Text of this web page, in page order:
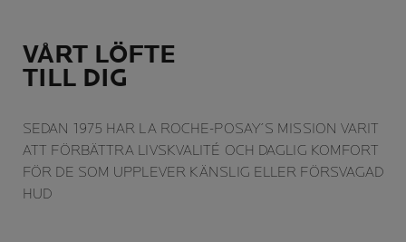
VÅRT LÖFTE
TILL DIG
SEDAN 1975 HAR LA ROCHE-POSAY´S MISSION VARIT
ATT FÖRBÄTTRA LIVSKVALITÉ OCH DAGLIG KOMFORT
FÖR DE SOM UPPLEVER KÄNSLIG ELLER FÖRSVAGAD
HUD